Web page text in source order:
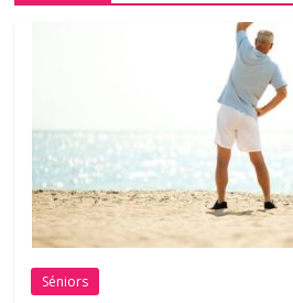
Séniors